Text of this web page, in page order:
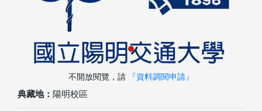
典藏地： 陽明校區
不開放閱覽，請 『資料調閱申請』